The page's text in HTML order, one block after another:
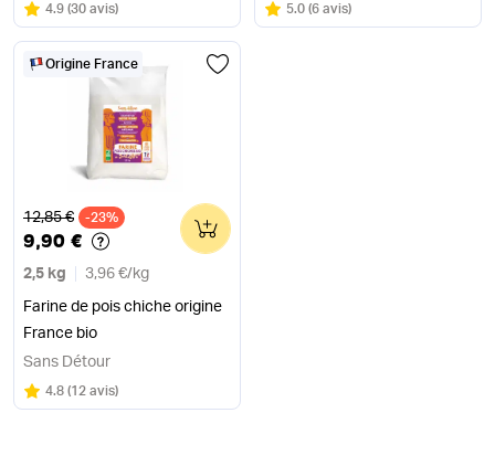
Note
4.9 sur 5
(30 avis) Note
5.0 sur 5
(6 avis)
Origine France
Ancien prix
12,85 € -23%
9,90 €
2,5 kg 3,96 €/ kg
Farine de pois chiche origine
France bio
0
Sans Détour
Note
4.8 sur 5
(12 avis)